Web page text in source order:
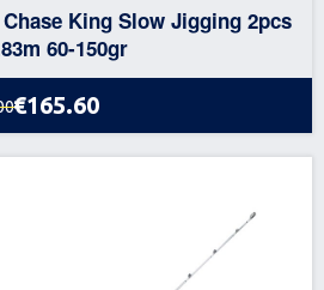
King Slow Jigging 2pcs
60-150gr
€165.60